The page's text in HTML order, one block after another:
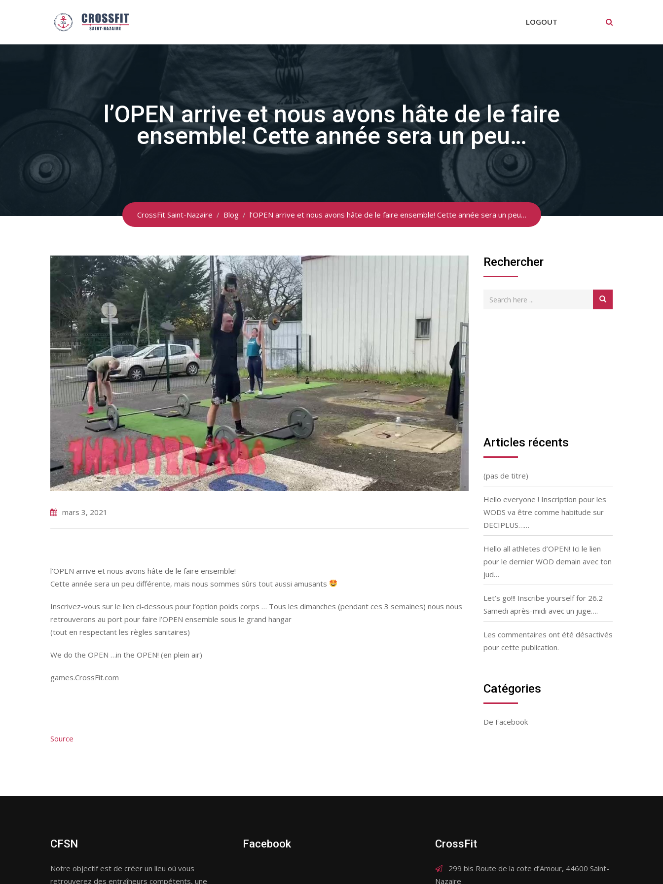
LOGOUT
l’OPEN arrive et nous avons hâte de le faire
ensemble! Cette année sera un peu…
CrossFit Saint-Nazaire / Blog / l’OPEN arrive et nous avons hâte de le faire ensemble! Cette année sera un peu…
mars 3, 2021
l’OPEN arrive et nous avons hâte de le faire ensemble!
Cette année sera un peu différente, mais nous sommes sûrs tout aussi amusants
Inscrivez-vous sur le lien ci-dessous pour l’option poids corps … Tous les dimanches (pendant ces 3 semaines) nous nous
retrouverons au port pour faire l’OPEN ensemble sous le grand hangar
(tout en respectant les règles sanitaires)
We do the OPEN …in the OPEN! (en plein air)
games.CrossFit.com
Source
Rechercher
Articles récents
(pas de titre)
Hello everyone ! Inscription pour les
WODS va être comme habitude sur
DECIPLUS……
Hello all athletes d’OPEN! Ici le lien
pour le dernier WOD demain avec ton
jud…
Let’s go!!! Inscribe yourself for 26.2
Samedi après-midi avec un juge….
Les commentaires ont été désactivés
pour cette publication.
Catégories
De Facebook
CFSN
Notre objectif est de créer un lieu où vous
retrouverez des entraîneurs compétents, une
Facebook CrossFit
299 bis Route de la cote d’Amour, 44600 Saint-
Nazaire